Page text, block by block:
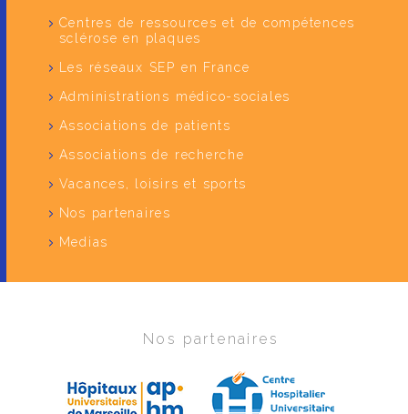
Centres de ressources et de compétences
sclérose en plaques
Les réseaux SEP en France
Administrations médico-sociales
Associations de patients
Associations de recherche
Vacances, loisirs et sports
Nos partenaires
Medias
Nos partenaires